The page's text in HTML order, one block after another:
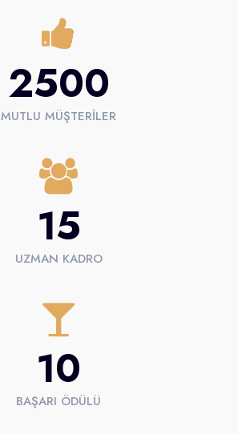
2500
MUTLU MÜŞTERILER
15
UZMAN KADRO
10
BAŞARI ÖDÜLÜ